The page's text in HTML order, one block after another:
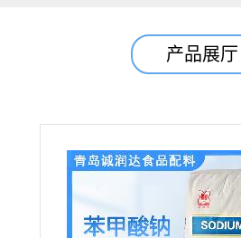
产品展厅